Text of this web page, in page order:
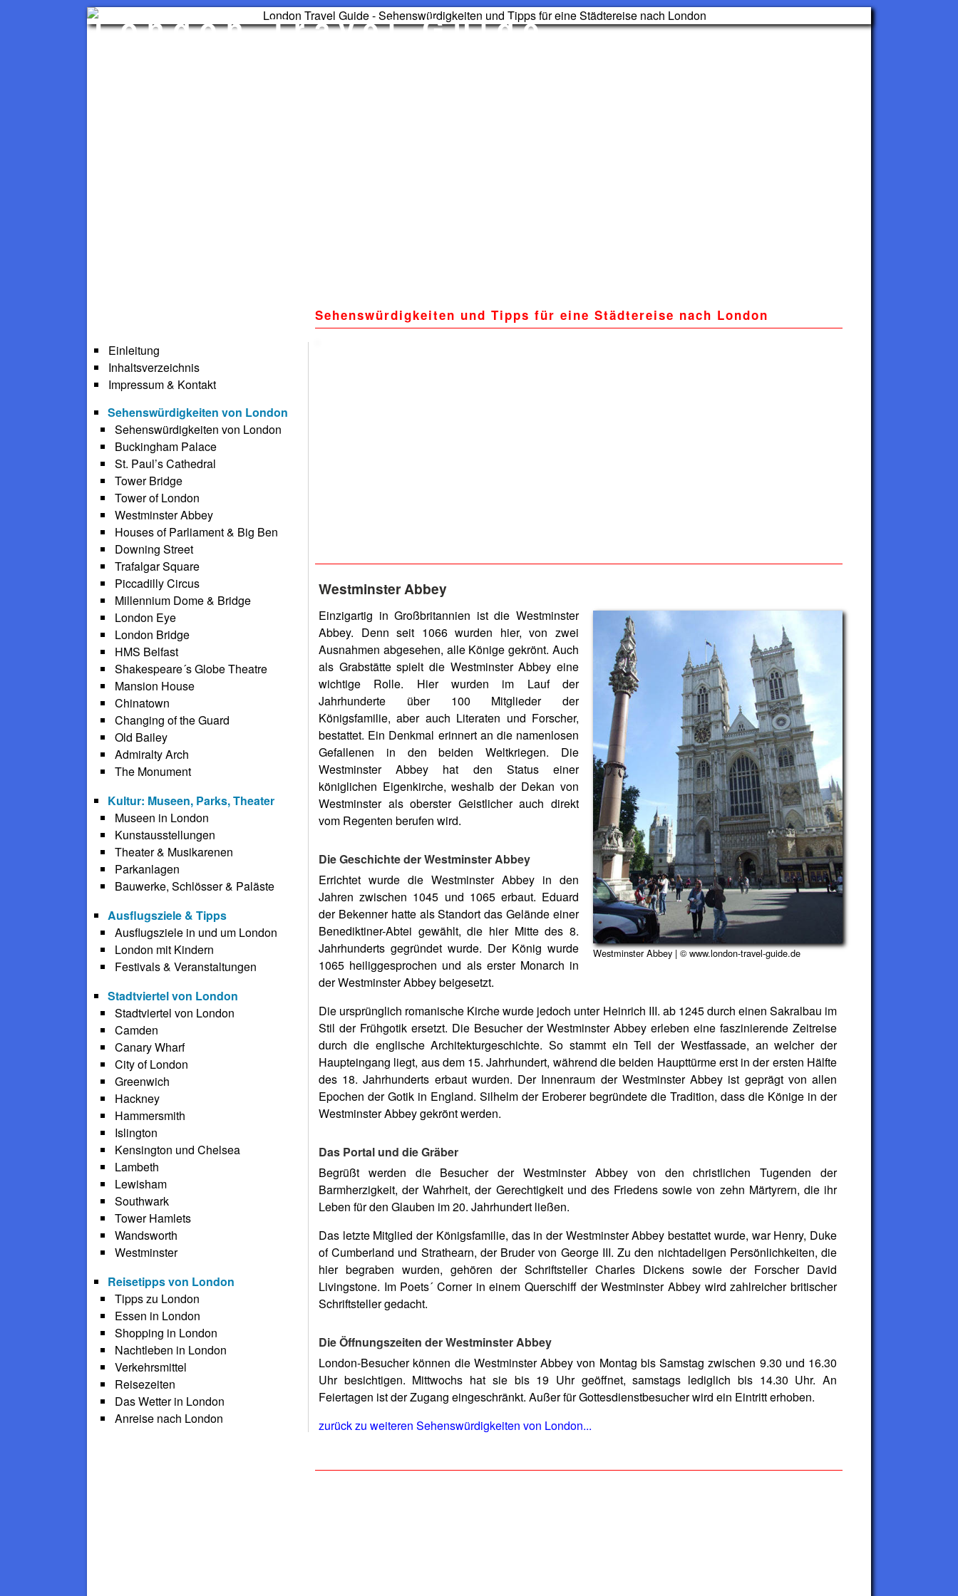
London Travel Guide
Sehenswürdigkeiten und Tipps für eine Städtereise nach London
Westminster Abbey
Westminster Abbey | © www.london-travel-guide.de
Einzigartig in Großbritannien ist die Westminster
Abbey. Denn seit 1066 wurden hier, von zwei
Ausnahmen abgesehen, alle Könige gekrönt. Auch
als Grabstätte spielt die Westminster Abbey eine
wichtige Rolle. Hier wurden im Lauf der
Jahrhunderte über 100 Mitglieder der
Königsfamilie, aber auch Literaten und Forscher,
bestattet. Ein Denkmal erinnert an die namenlosen
Gefallenen in den beiden Weltkriegen. Die
Westminster Abbey hat den Status einer
königlichen Eigenkirche, weshalb der Dekan von
Westminster als oberster Geistlicher auch direkt
vom Regenten berufen wird.
Die Geschichte der Westminster Abbey
Errichtet wurde die Westminster Abbey in den
Jahren zwischen 1045 und 1065 erbaut. Eduard
der Bekenner hatte als Standort das Gelände einer
Benediktiner-Abtei gewählt, die hier Mitte des 8.
Jahrhunderts gegründet wurde. Der König wurde
1065 heiliggesprochen und als erster Monarch in
der Westminster Abbey beigesetzt.
Die ursprünglich romanische Kirche wurde jedoch unter Heinrich III. ab 1245 durch einen Sakralbau im
Stil der Frühgotik ersetzt. Die Besucher der Westminster Abbey erleben eine faszinierende Zeitreise
durch die englische Architekturgeschichte. So stammt ein Teil der Westfassade, an welcher der
Haupteingang liegt, aus dem 15. Jahrhundert, während die beiden Haupttürme erst in der ersten Hälfte
des 18. Jahrhunderts erbaut wurden. Der Innenraum der Westminster Abbey ist geprägt von allen
Epochen der Gotik in England. Silhelm der Eroberer begründete die Tradition, dass die Könige in der
Westminster Abbey gekrönt werden.
Das Portal und die Gräber
Begrüßt werden die Besucher der Westminster Abbey von den christlichen Tugenden der
Barmherzigkeit, der Wahrheit, der Gerechtigkeit und des Friedens sowie von zehn Märtyrern, die ihr
Leben für den Glauben im 20. Jahrhundert ließen.
Das letzte Mitglied der Königsfamilie, das in der Westminster Abbey bestattet wurde, war Henry, Duke
of Cumberland und Strathearn, der Bruder von George III. Zu den nichtadeligen Persönlichkeiten, die
hier begraben wurden, gehören der Schriftsteller Charles Dickens sowie der Forscher David
Livingstone. Im Poets´ Corner in einem Querschiff der Westminster Abbey wird zahlreicher britischer
Schriftsteller gedacht.
Die Öffnungszeiten der Westminster Abbey
London-Besucher können die Westminster Abbey von Montag bis Samstag zwischen 9.30 und 16.30
Uhr besichtigen. Mittwochs hat sie bis 19 Uhr geöffnet, samstags lediglich bis 14.30 Uhr. An
Feiertagen ist der Zugang eingeschränkt. Außer für Gottesdienstbesucher wird ein Eintritt erhoben.
zurück zu weiteren Sehenswürdigkeiten von London...
Einleitung
Inhaltsverzeichnis
Impressum & Kontakt
Sehenswürdigkeiten von London
Sehenswürdigkeiten von London
Buckingham Palace
St. Paul’s Cathedral
Tower Bridge
Tower of London
Westminster Abbey
Houses of Parliament & Big Ben
Downing Street
Trafalgar Square
Piccadilly Circus
Millennium Dome & Bridge
London Eye
London Bridge
HMS Belfast
Shakespeare´s Globe Theatre
Mansion House
Chinatown
Changing of the Guard
Old Bailey
Admiralty Arch
The Monument
Kultur: Museen, Parks, Theater
Museen in London
Kunstausstellungen
Theater & Musikarenen
Parkanlagen
Bauwerke, Schlösser & Paläste
Ausflugsziele & Tipps
Ausflugsziele in und um London
London mit Kindern
Festivals & Veranstaltungen
Stadtviertel von London
Stadtviertel von London
Camden
Canary Wharf
City of London
Greenwich
Hackney
Hammersmith
Islington
Kensington und Chelsea
Lambeth
Lewisham
Southwark
Tower Hamlets
Wandsworth
Westminster
Reisetipps von London
Tipps zu London
Essen in London
Shopping in London
Nachtleben in London
Verkehrsmittel
Reisezeiten
Das Wetter in London
Anreise nach London